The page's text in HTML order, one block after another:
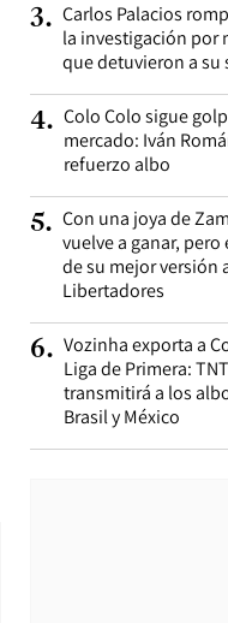
3. Carlos Palacios
la investigación por
que detuvieron a su
4. Colo Colo sigue
mercado: Iván
refuerzo albo
5. Con una joya de
vuelve a ganar, pero
de su mejor versión
Libertadores
6. Vozinha exporta a
Liga de Primera:
transmitirá a los
Brasil y México